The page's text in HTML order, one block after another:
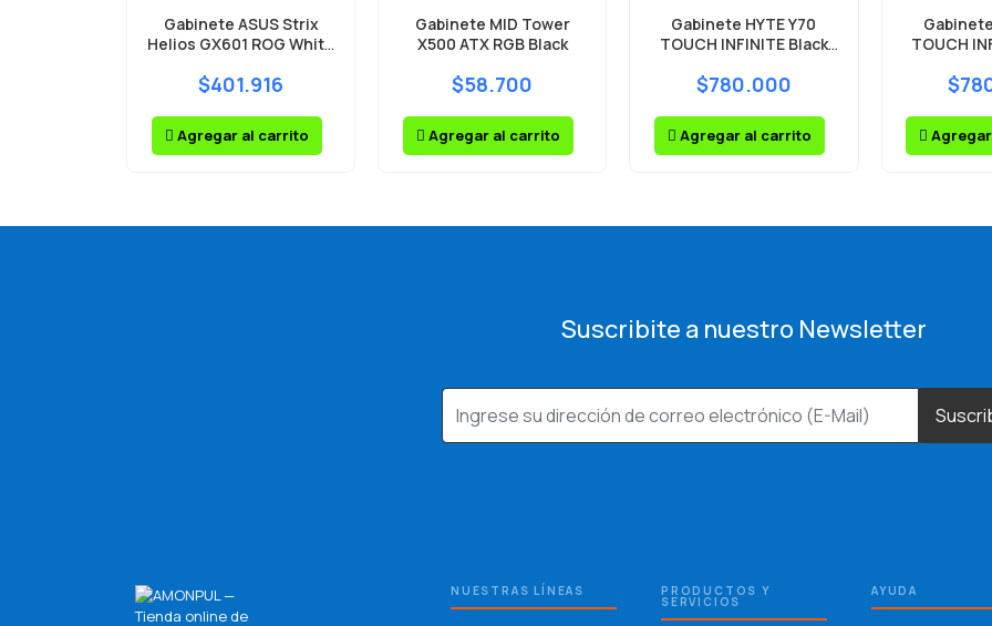
Gabinete ASUS Strix
Helios GX601 ROG White
Vidrio Templado
$401.916
Agregar al carrito
Gabinete MID Tower
X500 ATX RGB Black
$58.700
Agregar al carrito
Gabinete HYTE Y70
TOUCH INFINITE Black
Tactil 2.5K LCD IPS 60Hz
4x16 USB-C 3.2
$780.000
Agregar al carrito
TOUCH
Pantalla
PCIe
Suscribite a nuestro Newsletter
NUESTRAS LÍNEAS PRODUCTOS Y
SERVICIOS
AYUDA